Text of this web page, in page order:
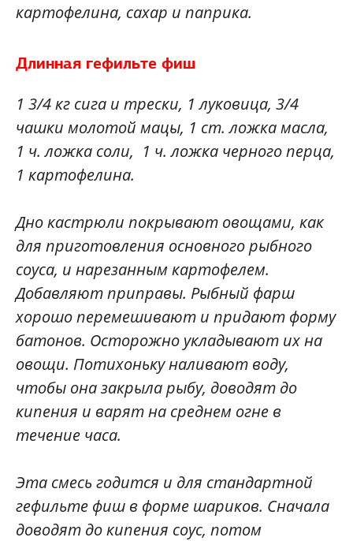
картофелина, сахар и паприка.
Длинная гефильте фиш
1 3/4 кг сига и трески, 1 луковица, 3/4
чашки молотой мацы, 1 ст. ложка масла,
1 ч. ложка соли, 1 ч. ложка черного перца,
1 картофелина.
Дно кастрюли покрывают овощами, как
для приготовления основного рыбного
соуса, и нарезанным картофелем.
Добавляют приправы. Рыбный фарш
хорошо перемешивают и придают форму
батонов. Осторожно укладывают их на
овощи. Потихоньку наливают воду,
чтобы она закрыла рыбу, доводят до
кипения и варят на среднем огне в
течение часа.
Эта смесь годится и для стандартной
гефильте фиш в форме шариков. Сначала
доводят до кипения соус, потом